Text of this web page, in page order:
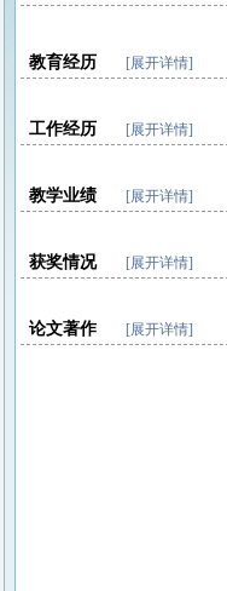
教育经历 [展开详情]
工作经历 [展开详情]
教学业绩 [展开详情]
获奖情况 [展开详情]
论文著作 [展开详情]